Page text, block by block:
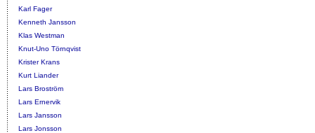
Karl Fager
Kenneth Jansson
Klas Westman
Knut-Uno Törnqvist
Krister Krans
Kurt Liander
Lars Broström
Lars Ernervik
Lars Jansson
Lars Jonsson